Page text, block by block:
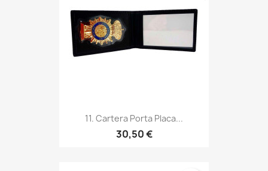
11. Cartera Porta Placa...
30,50 €